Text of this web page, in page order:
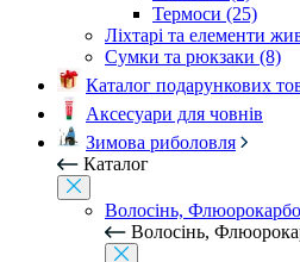
Термоси (25)
Ліхтарі та елементи
Сумки та рюкзаки (8)
Каталог подарункових
Аксесуари для човнів
Зимова риболовля
Каталог
Волосінь,
Волосінь,